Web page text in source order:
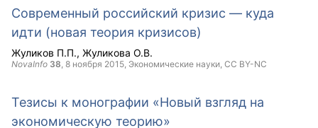
Современный российский кризис — куда
идти (новая теория кризисов)
Жуликов П.П. Жуликова О.В.
NovaInfo 38, 8 ноября 2015, Экономические науки, CC BY-NC
Тезисы к монографии «Новый взгляд на
экономическую теорию»